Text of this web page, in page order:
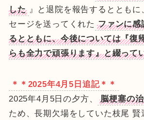
した 』と退院を報告するとともに
セージを送ってくれた ファンに感
るとともに、今後については『復
らも全力で頑張ります』と綴って
＊＊2025年4月5日追記＊＊
2025年4月5日の夕方、
脳梗塞の
ため、長期欠場をしていた枝尾 賢